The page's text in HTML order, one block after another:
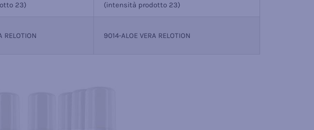
23)
(intensità prodotto 23)
RELOTION 9014-ALOE VERA RELOTION